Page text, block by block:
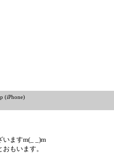
(iPhone)
ますm(_ _)m
もいます。